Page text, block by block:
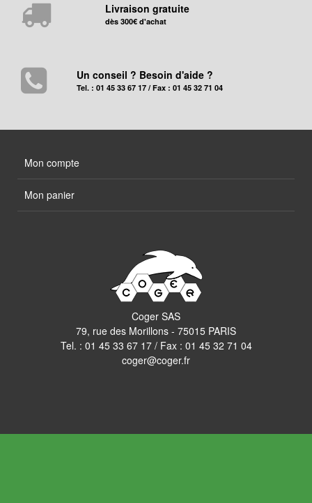
Livraison gratuite
dès 300€ d'achat
Un conseil ? Besoin d'aide ?
Tel. : 01 45 33 67 17 / Fax : 01 45 32 71 04
Mon compte
Mon panier
Coger SAS
79, rue des Morillons - 75015 PARIS
Tel. : 01 45 33 67 17/ Fax : 01 45 32 71 04
coger@coger.fr